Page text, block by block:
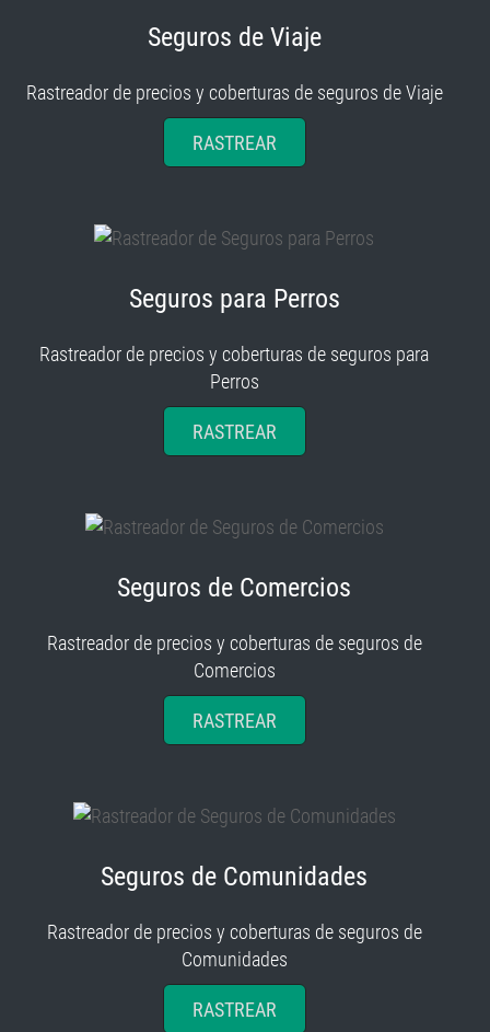
Seguros de Viaje
Rastreador de precios y coberturas de seguros de Viaje
RASTREAR
Seguros para Perros
Rastreador de precios y coberturas de seguros para
Perros
RASTREAR
Seguros de Comercios
Rastreador de precios y coberturas de seguros de
Comercios
RASTREAR
Seguros de Comunidades
Rastreador de precios y coberturas de seguros de
Comunidades
RASTREAR